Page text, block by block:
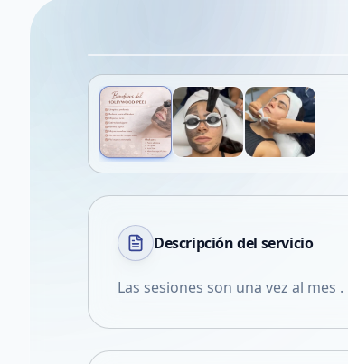
Descripción del servicio
Las sesiones son una vez al mes .